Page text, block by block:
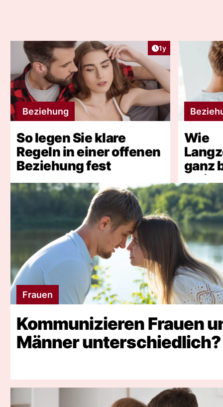
Artikel
1y
Beziehung
So legen Sie klare
Regeln in einer offenen
Beziehung fest
Wie
ganz
Frauen
Kommunizieren Frauen
Männer unterschiedlich?